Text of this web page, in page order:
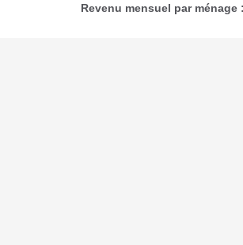
Revenu mensuel par ménage :